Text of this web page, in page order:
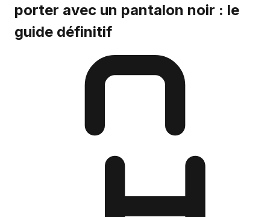
porter avec un pantalon noir : le
guide définitif